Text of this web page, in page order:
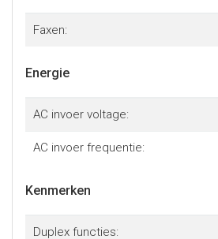
Faxen:
Energie
AC invoer voltage:
AC invoer frequentie:
Kenmerken
Duplex functies: